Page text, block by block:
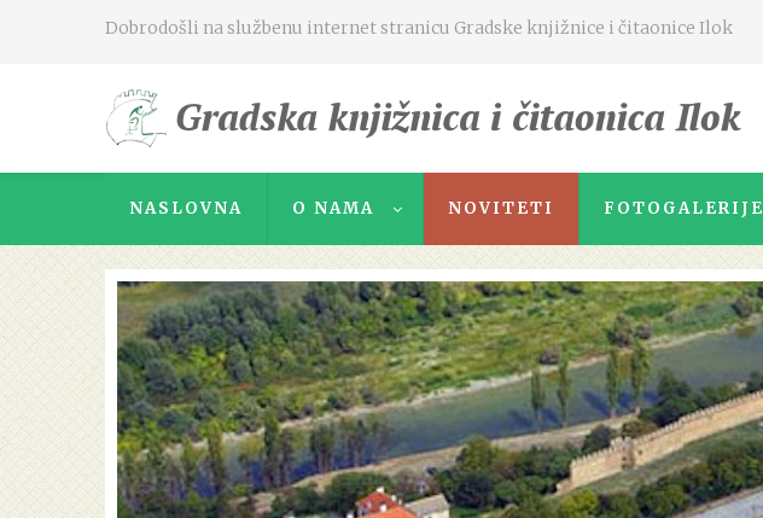
Dobrodošli na službenu internet stranicu Gradske knjižnice i čitaonice Ilok
NASLOVNA O NAMA NOVITETI FOTOGALERIJE